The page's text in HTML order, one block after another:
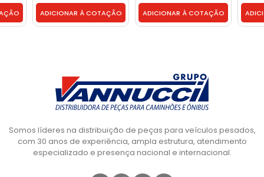
45284 45220 * -
01789610/611
ADICIONAR À COTAÇÃO ADICIONAR À COTAÇÃO
Somos líderes na distribuição de peças para veículos pesados,
com 30 anos de experiência, ampla estrutura, atendimento
especializado e presença nacional e internacional.